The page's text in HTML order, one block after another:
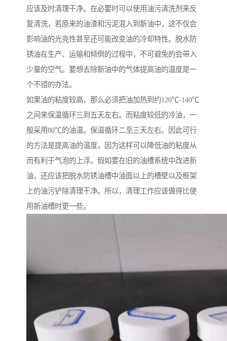
应该及时清理干净。在必要时可以使用油污清洗剂来反
复清洗，若原来的油渣和污泥混入到新油中，这不仅会
影响油的光亮性甚至还可能改变油的冷却特性。脱水防
锈油在生产、运输和倾倒的过程中，不可避免的会带入
少量的空气。要想去除新油中的气体提高油的温度是一
个不错的办法。
如果油的粘度较高，那么必须把油加热到约120℃-140℃
之间来保温循环三到五天左右。而粘度较低的冷油，一
般采用80℃的油温，保温循环二至三天左右。因此可行
的方法是提高油的温度，因为这样可以降低油的粘度从
而有利于气泡的上浮。假如要在旧的油槽系统中改进新
油，还应该把脱水防锈油槽中油面以上的槽壁以及框架
上的油污铲除清理干净。所以，清理工作应该做得比使
用新油槽时更一些。